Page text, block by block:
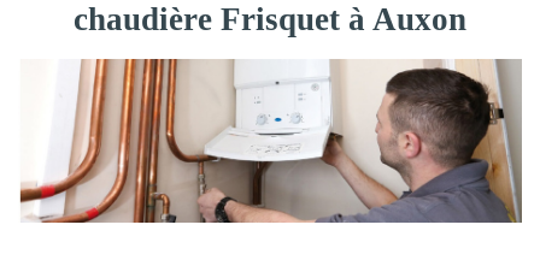
chaudière Frisquet à Auxon